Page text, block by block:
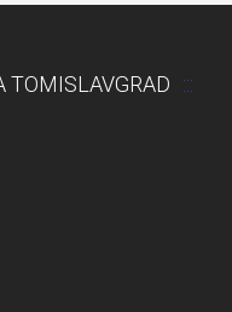
TOMISLAVGRAD